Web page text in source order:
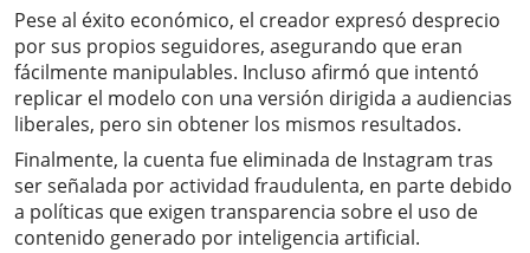
Pese al éxito económico, el creador expresó desprecio
por sus propios seguidores, asegurando que eran
fácilmente manipulables. Incluso afirmó que intentó
replicar el modelo con una versión dirigida a audiencias
liberales, pero sin obtener los mismos resultados.
Finalmente, la cuenta fue eliminada de Instagram tras
ser señalada por actividad fraudulenta, en parte debido
a políticas que exigen transparencia sobre el uso de
contenido generado por inteligencia artificial.